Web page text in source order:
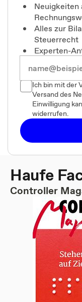
Neuigkeiten
Alles zur
Steuerrecht
Experten-
Ich bin mit der
Versand des
Einwilligung
widerrufen.
Haufe
Controller